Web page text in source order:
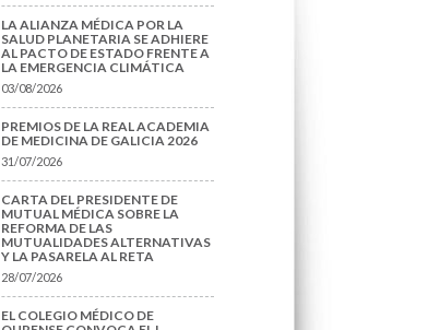
LA ALIANZA MÉDICA POR LA
SALUD PLANETARIA SE ADHIERE
AL PACTO DE ESTADO FRENTE A
LA EMERGENCIA CLIMÁTICA
03/08/2026
PREMIOS DE LA REAL ACADEMIA
DE MEDICINA DE GALICIA 2026
31/07/2026
CARTA DEL PRESIDENTE DE
MUTUAL MÉDICA SOBRE LA
REFORMA DE LAS
MUTUALIDADES ALTERNATIVAS
Y LA PASARELA AL RETA
28/07/2026
EL COLEGIO MÉDICO DE